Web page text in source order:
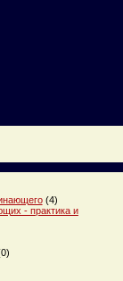
(4)
- практика и